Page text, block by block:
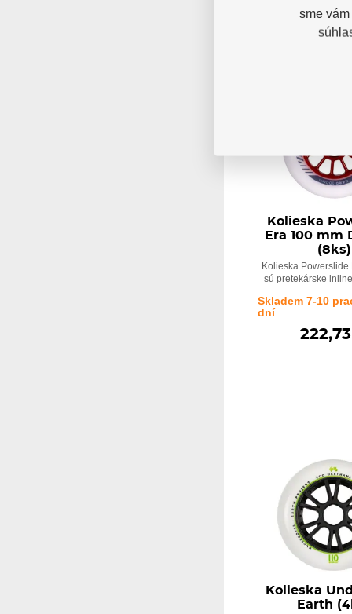
Kolieska
Era 100 mm
(8ks)
Kolieska Powerslide
sú pretekárske
Skladem 7-10
dní
Kolieska
Earth
sme